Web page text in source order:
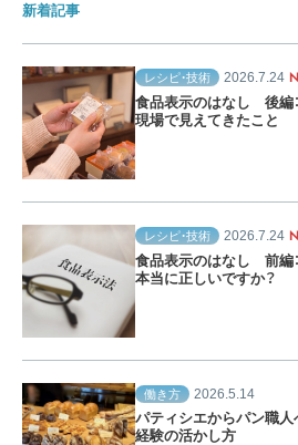
新着記事
レシピ・技術 2026.7.24
食品表示のはなし 後編
現場で見えてきたこと
レシピ・技術 2026.7.24
食品表示のはなし 前編
本当に正しいですか？
働き方 2026.5.14
パティシエからパン職人
経験の活かし方